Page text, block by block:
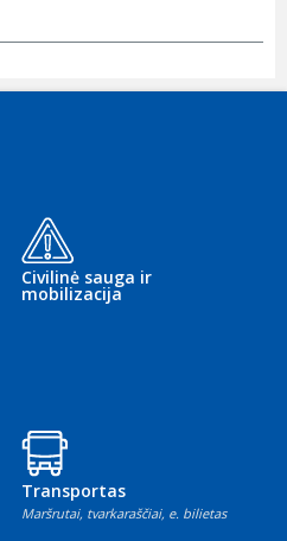
Civilinė sauga ir
mobilizacija
Transportas
Maršrutai, tvarkaraščiai, e. bilietas